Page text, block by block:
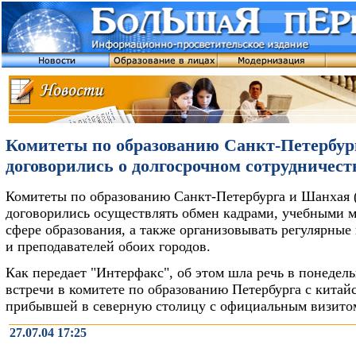
Комитеты по образованию Санкт-
договорились о долгосрочном
Комитеты по образованию Санкт-Петербурга и Шанхая
договорились осуществлять обмен кадрами, учебными
сфере образования, а также организовывать
и преподавателей обоих городов.
Как передает "Интерфакс", об этом шла речь в
встречи в комитете по образованию Петербурга с
прибывшей в северную столицу с официальным
27.07.04 17:25